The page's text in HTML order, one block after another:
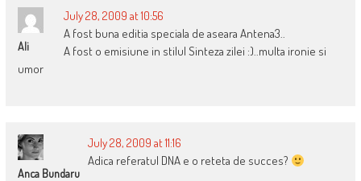
Ali
July 28, 2009 at 10:56
A fost buna editia speciala de aseara Antena3..
A fost o emisiune in stilul Sinteza zilei :)..multa ironie si
umor
Anca Bundaru
July 28, 2009 at 11:16
Adica referatul DNA e o reteta de succes?